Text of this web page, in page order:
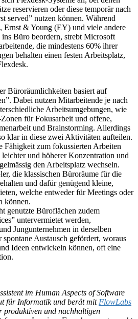
reservieren oder diese temporär nach
served” nutzen können. Während
Ernst & Young (EY) und viele andere
Büro beordern, strebt Microsoft
die mindestens 60% ihrer
behalten einen festen Arbeitsplatz,
Büroräumlichkeiten basiert auf
Dabei nutzen Mitarbeitende je nach
Arbeitsumgebungen, wie
für Fokusarbeit und offene,
und Brainstorming. Allerdings
klar in diese zwei Aktivitäten aufteilen.
Fähigkeit zum fokussierten Arbeiten
und höherer Konzentration und
den Arbeitsplatz wechseln.
die klassischen Büroräume für die
und dafür genügend kleine,
welche entweder für Meetings oder
können.
genutzte Büroflächen zudem
untervermietet werden,
Jungunternehmen in derselben
Austausch gefördert, woraus
Ideen entwickeln können, oft eine
im Human Aspects of Software
für Informatik und berät mit FlowLabs
produktiven und nachhaltigen